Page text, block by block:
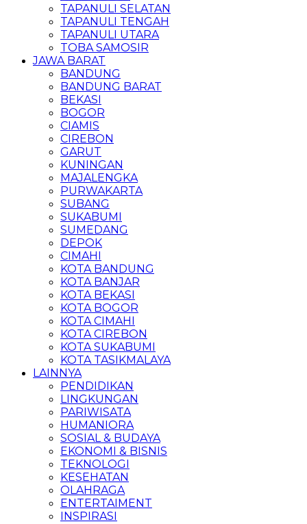
TAPANULI SELATAN
TAPANULI TENGAH
TAPANULI UTARA
TOBA SAMOSIR
JAWA BARAT
BANDUNG
BANDUNG BARAT
BEKASI
BOGOR
CIAMIS
CIREBON
GARUT
KUNINGAN
MAJALENGKA
PURWAKARTA
SUBANG
SUKABUMI
SUMEDANG
DEPOK
CIMAHI
KOTA BANDUNG
KOTA BANJAR
KOTA BEKASI
KOTA BOGOR
KOTA CIMAHI
KOTA CIREBON
KOTA SUKABUMI
KOTA TASIKMALAYA
LAINNYA
PENDIDIKAN
LINGKUNGAN
PARIWISATA
HUMANIORA
SOSIAL & BUDAYA
EKONOMI & BISNIS
TEKNOLOGI
KESEHATAN
OLAHRAGA
ENTERTAIMENT
INSPIRASI